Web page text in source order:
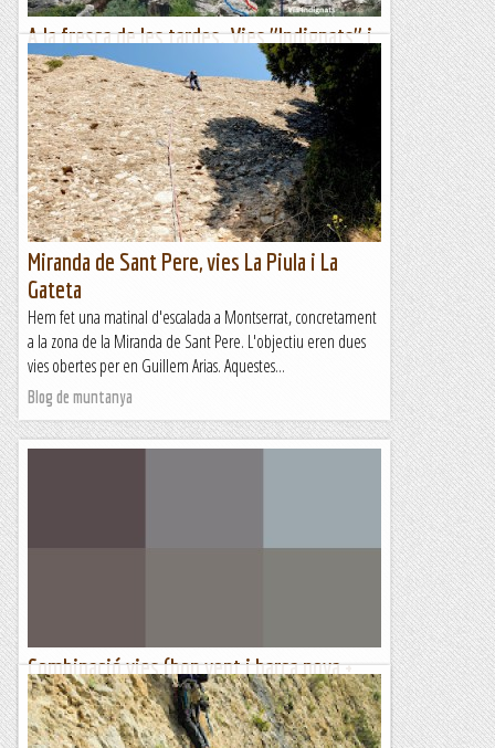
A la fresca de les tardes. Vies "Indignats" i
"Joans's"
Aquest dissabte, amb en Joanet, busquem escalar a la fresca
de les tardes a la Codolosa. A partir de les 5 de la tarda ja no
toca el sol a la paret i això ens permet...
Sisbemessanapren
Miranda de Sant Pere, vies La Piula i La
Gateta
Hem fet una matinal d'escalada a Montserrat, concretament
a la zona de la Miranda de Sant Pere. L'objectiu eren dues
vies obertes per en Guillem Arias. Aquestes...
Blog de muntanya
Combinació vies (bon vent i barca nova +
tobilets)
DISSABTE, 21 DE MAIGSegueix la canicula en ple mes de